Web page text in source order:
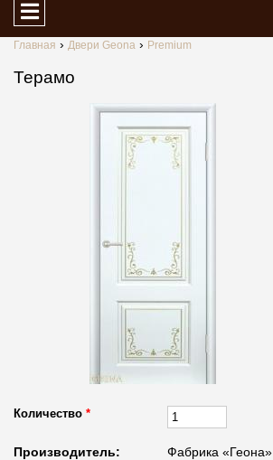
Главная Двери Geona Premium
Терамо
Количество *
Производитель: Фабрика «Геона»